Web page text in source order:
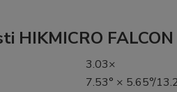
HIKMICRO
3.03×
7.53° × 5.65°/